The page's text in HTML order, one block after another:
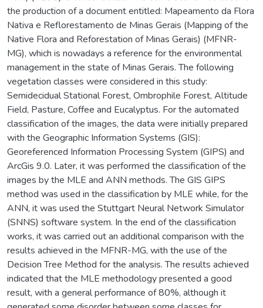
the production of a document entitled: Mapeamento da Flora
Nativa e Reflorestamento de Minas Gerais (Mapping of the
Native Flora and Reforestation of Minas Gerais) (MFNR-
MG), which is nowadays a reference for the environmental
management in the state of Minas Gerais. The following
vegetation classes were considered in this study:
Semidecidual Stational Forest, Ombrophile Forest, Altitude
Field, Pasture, Coffee and Eucalyptus. For the automated
classification of the images, the data were initially prepared
with the Geographic Information Systems (GIS):
Georeferenced Information Processing System (GIPS) and
ArcGis 9.0. Later, it was performed the classification of the
images by the MLE and ANN methods. The GIS GIPS
method was used in the classification by MLE while, for the
ANN, it was used the Stuttgart Neural Network Simulator
(SNNS) software system. In the end of the classification
works, it was carried out an additional comparison with the
results achieved in the MFNR-MG, with the use of the
Decision Tree Method for the analysis. The results achieved
indicated that the MLE methodology presented a good
result, with a general performance of 80%, although it